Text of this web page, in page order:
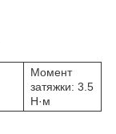
Момент
затяжки: 3.5
Н·м